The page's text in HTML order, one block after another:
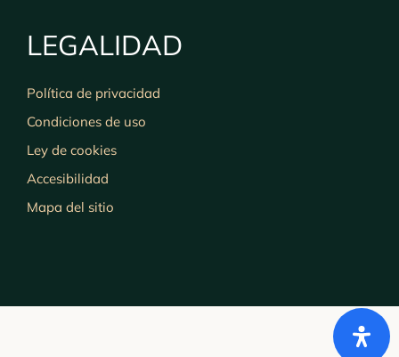
LEGALIDAD
Política de privacidad
Condiciones de uso
Ley de cookies
Accesibilidad
Mapa del sitio